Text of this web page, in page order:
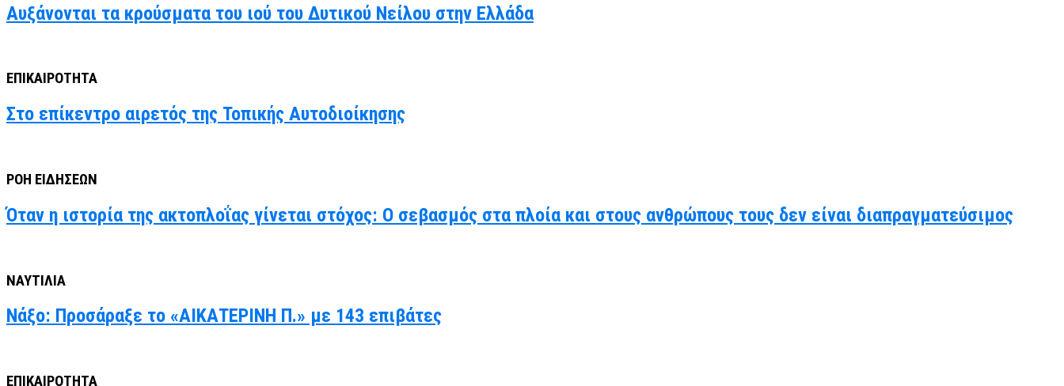
Αυξάνονται τα κρούσματα του ιού του Δυτικού Νείλου στην Ελλάδα
ΕΠΙΚΑΙΡΟΤΗΤΑ
Στο επίκεντρο αιρετός της Τοπικής Αυτοδιοίκησης
ΡΟΗ ΕΙΔΗΣΕΩΝ
Όταν η ιστορία της ακτοπλοΐας γίνεται στόχος: Ο σεβασμός στα πλοία και στους ανθρώπους τους δεν είναι διαπραγματεύσιμος
ΝΑΥΤΙΛΙΑ
Νάξο: Προσάραξε το «ΑΙΚΑΤΕΡΙΝΗ Π.» με 143 επιβάτες
ΕΠΙΚΑΙΡΟΤΗΤΑ